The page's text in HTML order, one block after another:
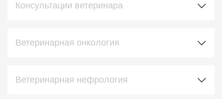
Консультации ветеринара
Ветеринарная онкология
Ветеринарная нефрология